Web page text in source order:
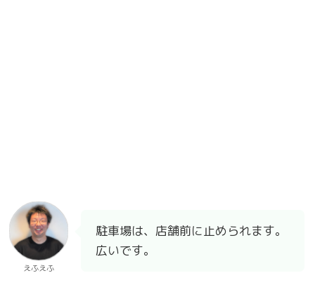
えふえふ
駐車場は、店舗前に止められます。
広いです。